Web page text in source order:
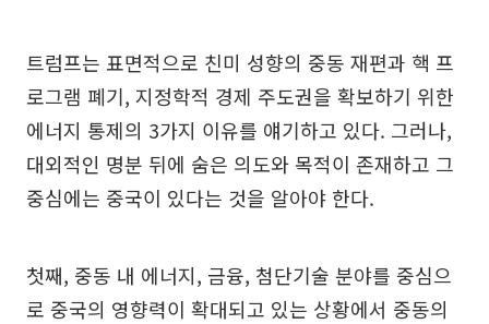
트럼프는 표면적으로 친미 성향의 중동 재편과 핵 프
로그램 폐기, 지정학적 경제 주도권을 확보하기 위한
에너지 통제의 3가지 이유를 얘기하고 있다. 그러나,
대외적인 명분 뒤에 숨은 의도와 목적이 존재하고 그
중심에는 중국이 있다는 것을 알아야 한다.
첫째, 중동 내 에너지, 금융, 첨단기술 분야를 중심으
로 중국의 영향력이 확대되고 있는 상황에서 중동의